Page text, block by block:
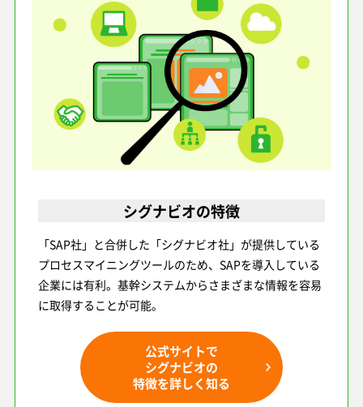
シグナビオの特徴
「SAP社」と合併した「シグナビオ社」が提供している
プロセスマイニングツールのため、SAPを導入している
企業には有利。基幹システムからさまざまな情報を容易
に取得することが可能。
公式サイトで
シグナビオの
特徴を詳しく知る